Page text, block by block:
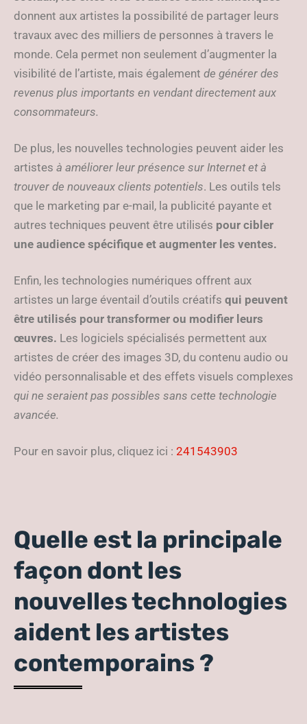
donnent aux artistes la possibilité de partager leurs
travaux avec des milliers de personnes à travers le
monde. Cela permet non seulement d’augmenter la
visibilité de l’artiste, mais également de générer des
revenus plus importants en vendant directement aux
consommateurs.
De plus, les nouvelles technologies peuvent aider les
artistes à améliorer leur présence sur Internet et à
trouver de nouveaux clients potentiels. Les outils tels
que le marketing par e-mail, la publicité payante et
autres techniques peuvent être utilisés pour cibler
une audience spécifique et augmenter les ventes.
Enfin, les technologies numériques offrent aux
artistes un large éventail d’outils créatifs qui peuvent
être utilisés pour transformer ou modifier leurs
œuvres. Les logiciels spécialisés permettent aux
artistes de créer des images 3D, du contenu audio ou
vidéo personnalisable et des effets visuels complexes
qui ne seraient pas possibles sans cette technologie
avancée.
Pour en savoir plus, cliquez ici : 241543903
Quelle est la principale
façon dont les
nouvelles technologies
aident les artistes
contemporains ?